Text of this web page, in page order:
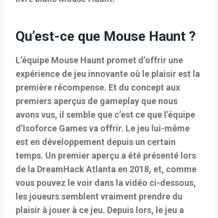
Qu’est-ce que Mouse Haunt ?
L’équipe Mouse Haunt promet d’offrir une
expérience de jeu innovante où le plaisir est la
première récompense. Et du concept aux
premiers aperçus de gameplay que nous
avons vus, il semble que c’est ce que l’équipe
d’Isoforce Games va offrir. Le jeu lui-même
est en développement depuis un certain
temps. Un premier aperçu a été présenté lors
de la DreamHack Atlanta en 2018, et, comme
vous pouvez le voir dans la vidéo ci-dessous,
les joueurs semblent vraiment prendre du
plaisir à jouer à ce jeu. Depuis lors, le jeu a